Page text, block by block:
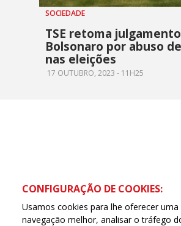
SOCIEDADE
TSE retoma
Bolsonaro por abuso
nas eleições
17 OUTUBRO, 2023 - 11H25
CONFIGURAÇÃO DE COOKIES:
Usamos cookies para lhe oferecer uma
navegação melhor, analisar o tráfego